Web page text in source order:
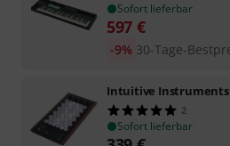
Sofort lieferbar
597 €
30-Tage-
-9%
Intuitive Instruments
2
Sofort lieferbar